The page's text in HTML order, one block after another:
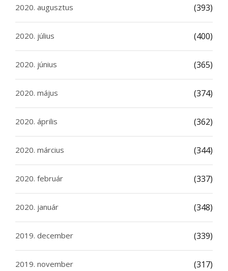
2020. augusztus (393)
2020. július (400)
2020. június (365)
2020. május (374)
2020. április (362)
2020. március (344)
2020. február (337)
2020. január (348)
2019. december (339)
2019. november (317)